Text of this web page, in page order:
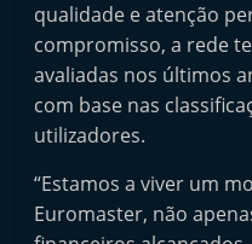
qualidade e atenção
compromisso, a rede
avaliadas nos últimos
com base nas
utilizadores.
“Estamos a viver um
Euromaster, não